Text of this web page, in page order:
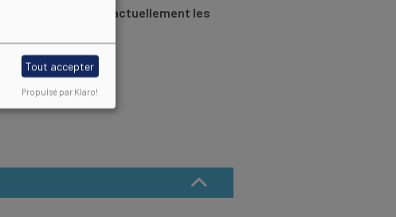
qui proposent actuellement les
Tout accepter
Propulsé par Klaro!